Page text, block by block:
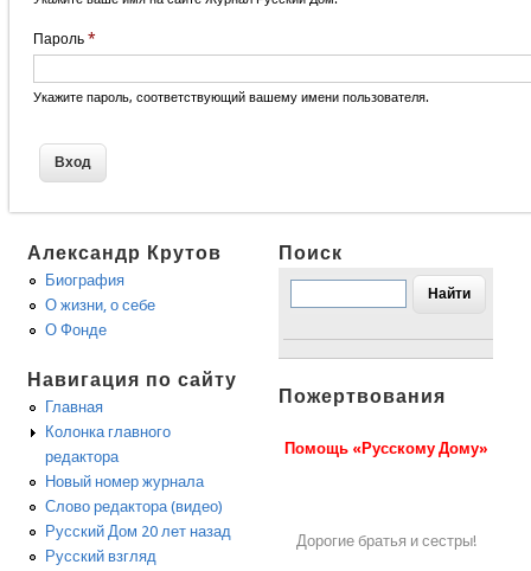
Пароль *
Укажите пароль, соответствующий вашему имени пользователя.
Александр Крутов
Биография
О жизни, о себе
О Фонде
Навигация по сайту
Главная
Колонка главного
редактора
Новый номер журнала
Слово редактора (видео)
Русский Дом 20 лет назад
Русский взгляд
Поиск
Пожертвования
Помощь «Русскому Дому»
Дорогие братья и сестры!